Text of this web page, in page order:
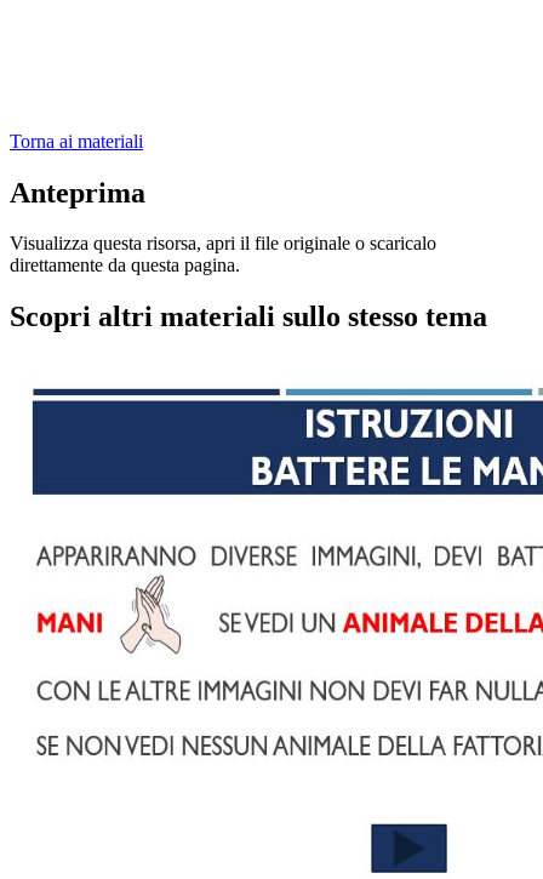
Torna ai materiali
Anteprima
Visualizza questa risorsa, apri il file originale o scaricalo
direttamente da questa pagina.
Scopri altri materiali sullo stesso tema